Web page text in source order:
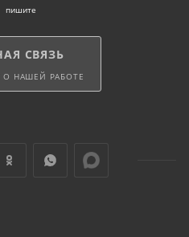
пишите
СВЯЗЬ
НАШЕЙ РАБОТЕ